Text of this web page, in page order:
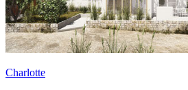
Charlotte